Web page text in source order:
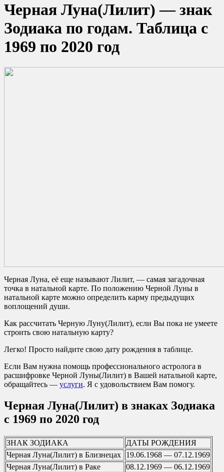
Черная Луна(Лилит) — знак
Зодиака по годам. Таблица с
1969 по 2020 год
Черная Луна, её еще называют Лилит, — самая загадочная
точка в натальной карте. По положению Черной Луны в
натальной карте можно определить карму предыдущих
воплощений души.
Как рассчитать Черную Луну(Лилит), если Вы пока не умеете
строить свою натальную карту?
Легко! Просто найдите свою дату рождения в таблице.
Если Вам нужна помощь профессионального астролога в
расшифровке Черной Луны(Лилит) в Вашей натальной карте,
обращайтесь — услуги. Я с удовольствием Вам помогу.
Черная Луна(Лилит) в знаках Зодиака
с 1969 по 2020 год
ЗНАК ЗОДИАКА
ДАТЫ РОЖДЕНИЯ
Черная Луна(Лилит) в Близнецах
19.06.1968 — 07.12.1969
Черная Луна(Лилит) в Раке
08.12.1969 — 06.12.1969